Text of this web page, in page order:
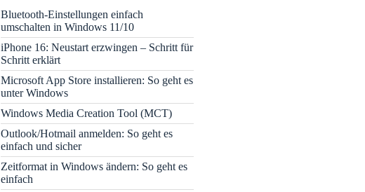
Bluetooth-Einstellungen einfach
umschalten in Windows 11/10
iPhone 16: Neustart erzwingen – Schritt für
Schritt erklärt
Microsoft App Store installieren: So geht es
unter Windows
Windows Media Creation Tool (MCT)
Outlook/Hotmail anmelden: So geht es
einfach und sicher
Zeitformat in Windows ändern: So geht es
einfach